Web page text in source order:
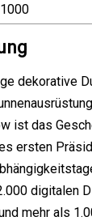
1000
dekorative
ist das
ersten
digitalen
mehr als